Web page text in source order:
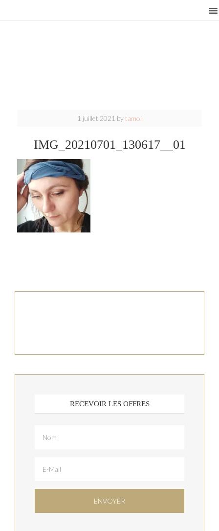
1 juillet 2021 bytamoi
IMG_20210701_130617__01
RECEVOIR LES OFFRES